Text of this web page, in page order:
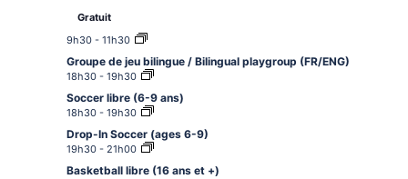
Gratuit
9h30- 11h30
Groupe de jeu bilingue / Bilingual playgroup (FR/ENG)
18h30- 19h30
Soccer libre (6-9 ans)
18h30- 19h30
Drop-In Soccer (ages 6-9)
19h30- 21h00
Basketball libre (16 ans et +)